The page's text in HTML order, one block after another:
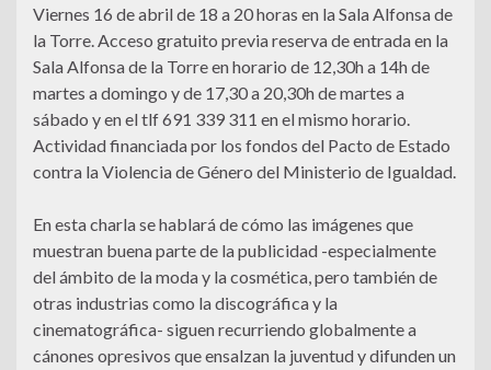
Viernes 16 de abril de 18 a 20 horas en la Sala Alfonsa de
la Torre. Acceso gratuito previa reserva de entrada en la
Sala Alfonsa de la Torre en horario de 12,30h a 14h de
martes a domingo y de 17,30 a 20,30h de martes a
sábado y en el tlf 691 339 311 en el mismo horario.
Actividad financiada por los fondos del Pacto de Estado
contra la Violencia de Género del Ministerio de Igualdad.
En esta charla se hablará de cómo las imágenes que
muestran buena parte de la publicidad -especialmente
del ámbito de la moda y la cosmética, pero también de
otras industrias como la discográfica y la
cinematográfica- siguen recurriendo globalmente a
cánones opresivos que ensalzan la juventud y difunden un